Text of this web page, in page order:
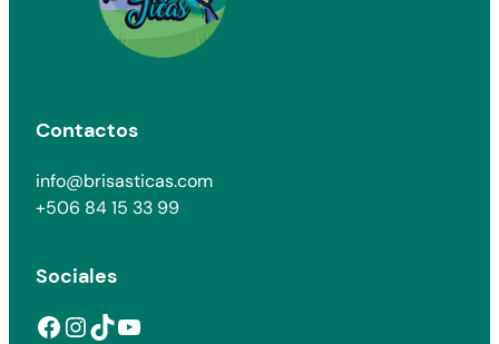
Contactos
info@brisasticas.com
+506 84 15 33 99
Sociales
Facebook InstagramTikTok YouTube